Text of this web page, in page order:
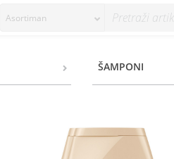
Asortiman
ŠAMPONI